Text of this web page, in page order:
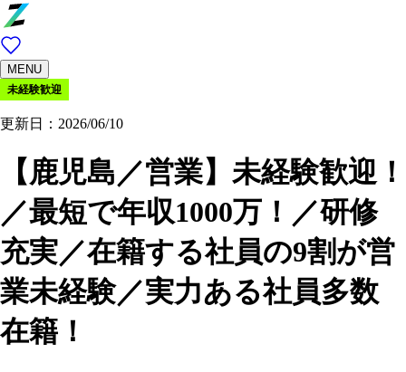
MENU
未経験歓迎
更新日：2026/06/10
【鹿児島／営業】未経験歓迎！
／最短で年収1000万！／研修
充実／在籍する社員の9割が営
業未経験／実力ある社員多数
在籍！